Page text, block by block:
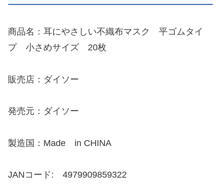
商品名：耳にやさしい不織布マスク 平ゴムタイ
プ 小さめサイズ 20枚
販売店：ダイソー
発売元：ダイソー
製造国：Made in CHINA
JANコード: 4979909859322